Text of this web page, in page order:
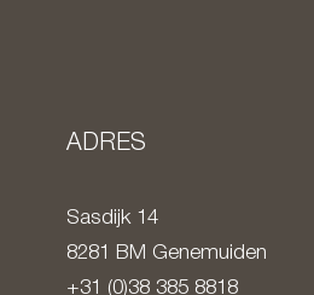
ADRES
Sasdijk 14
8281 BM Genemuiden
+31 (0)38 385 8818